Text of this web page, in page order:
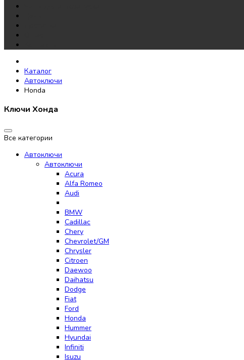
Каталог
Автоключи
Honda
Ключи Хонда
Все категории
Автоключи
Автоключи
Acura
Alfa Romeo
Audi
BMW
Cadillac
Chery
Chevrolet/GM
Chrysler
Citroen
Daewoo
Daihatsu
Dodge
Fiat
Ford
Honda
Hummer
Hyundai
Infiniti
Isuzu